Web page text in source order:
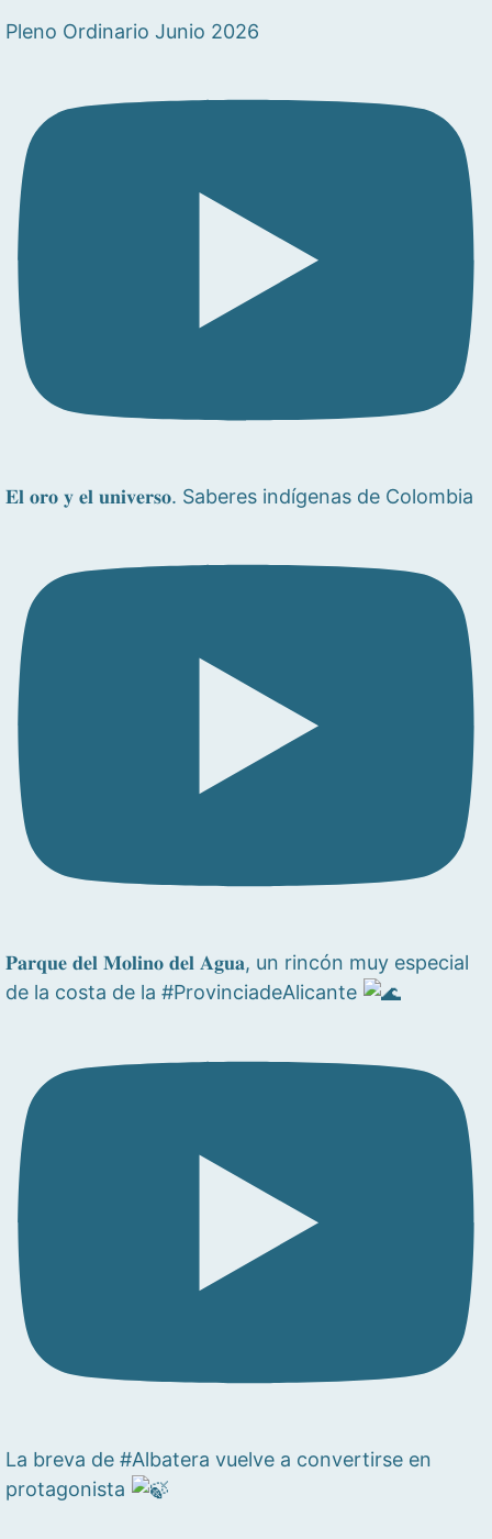
Pleno Ordinario Junio 2026
𝐄𝐥 𝐨𝐫𝐨 𝐲 𝐞𝐥 𝐮𝐧𝐢𝐯𝐞𝐫𝐬𝐨. Saberes indígenas de Colombia
𝐏𝐚𝐫𝐪𝐮𝐞 𝐝𝐞𝐥 𝐌𝐨𝐥𝐢𝐧𝐨 𝐝𝐞𝐥 𝐀𝐠𝐮𝐚, un rincón muy especial
de la costa de la #ProvinciadeAlicante
La breva de #Albatera vuelve a convertirse en
protagonista